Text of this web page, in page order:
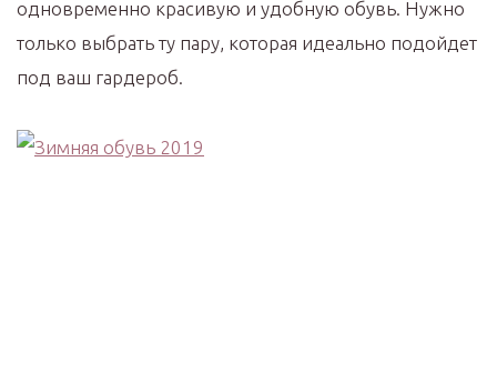
одновременно красивую и удобную обувь. Нужно
только выбрать ту пару, которая идеально подойдет
под ваш гардероб.